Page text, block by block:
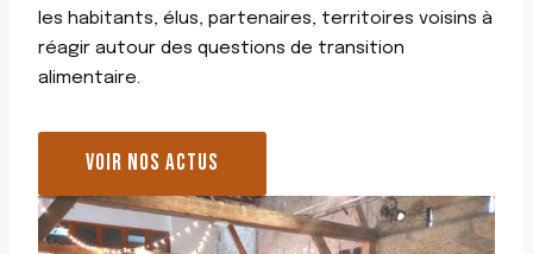
les habitants, élus, partenaires, territoires voisins à
réagir autour des questions de transition
alimentaire.
VOIR NOS ACTUS